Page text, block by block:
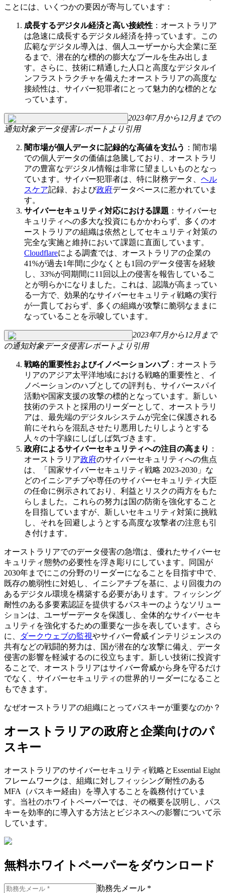
ことには、いくつかの要因が寄与しています：
成長するデジタル経済と高い接続性 ：オーストラリア
は急速に成長するデジタル経済を持っています。この
広範なデジタル導入は、個人ユーザーから大企業に至
るまで、潜在的な標的の膨大なプールを生み出しま
す。さらに、技術に精通した人口と高度なデジタルイ
ンフラストラクチャを備えたオーストラリアの高度な
接続性は、サイバー犯罪者にとって魅力的な標的とな
っています。
2023年7月から12月までの
通知対象データ侵害レポートより引用
闇市場が個人データに記録的な高値を支払う ：闇市場
での個人データの価値は急騰しており、オーストラリ
アの豊富なデジタル情報は非常に望ましいものとなっ
ています。サイバー犯罪者は、特に財務データ、 ヘル
スケア記録、および政府データベースに惹かれていま
す。
サイバーセキュリティ対応における課題 ：サイバーセ
キュリティへの多大な投資にもかかわらず、多くのオ
ーストラリアの組織は依然としてセキュリティ対策の
完全な実施と維持において課題に直面しています。
Cloudflareによる調査では、オーストラリアの企業の
41%が過去1年間に少なくとも1回のデータ侵害を経験
し、33%が同期間に11回以上の侵害を報告しているこ
とが明らかになりました。これは、認識が高まってい
る一方で、効果的なサイバーセキュリティ戦略の実行
が一貫しておらず、多くの組織が攻撃に脆弱なままに
なっていることを示唆しています。
2023年7月から12月まで
の通知対象データ侵害レポートより引用
戦略的重要性およびイノベーションハブ：オーストラ
リアのアジア太平洋地域における戦略的重要性と、イ
ノベーションのハブとしての評判も、サイバースパイ
活動や国家支援の攻撃の標的となっています。新しい
技術のテストと採用のリーダーとして、オーストラリ
アは、最先端のデジタルシステムが完全に保護される
前にそれらを混乱させたり悪用したりしようとする
人々の十字線にしばしば気づきます。
政府によるサイバーセキュリティへの注目の高まり ：
オーストラリア政府のサイバーセキュリティへの焦点
は、「国家サイバーセキュリティ戦略 2023-2030」な
どのイニシアチブや専任のサイバーセキュリティ大臣
の任命に例示されており、利益とリスクの両方をもた
らしました。これらの努力は国の防衛を強化すること
を目指していますが、新しいセキュリティ対策に挑戦
し、それを回避しようとする高度な攻撃者の注意も引
き付けます。
オーストラリアでのデータ侵害の急増は、優れたサイバーセ
キュリティ態勢の必要性を浮き彫りにしています。同国が
2030年までにこの分野のリーダーになることを目指す中で、
既存の脆弱性に対処し、イニシアチブを基に、より回復力の
あるデジタル環境を構築する必要があります。フィッシング
耐性のある多要素認証を提供するパスキーのようなソリュー
ションは、ユーザーデータを保護し、全体的なサイバーセキ
ュリティを強化するための重要な一歩を表しています。さら
に、
ダークウェブの監視やサイバー脅威インテリジェンスの
共有などの戦闘的努力は、国が潜在的な攻撃に備え、データ
侵害の影響を軽減するのに役立ちます。新しい技術に投資す
ることで、オーストラリアはサイバー脅威から身を守るだけ
でなく、サイバーセキュリティの世界的リーダーになること
もできます。
なぜオーストラリアの組織にとってパスキーが重要なのか？
オーストラリアの政府と企業向けのパ
スキー
オーストラリアのサイバーセキュリティ戦略とEssential Eight
フレームワークは、組織に対しフィッシング耐性のある
MFA（パスキー経由）を導入することを義務付けていま
す。当社のホワイトペーパーでは、その概要を説明し、パス
キーを効率的に導入する方法とビジネスへの影響について示
しています。
無料ホワイトペーパーをダウンロード
勤務先メール *